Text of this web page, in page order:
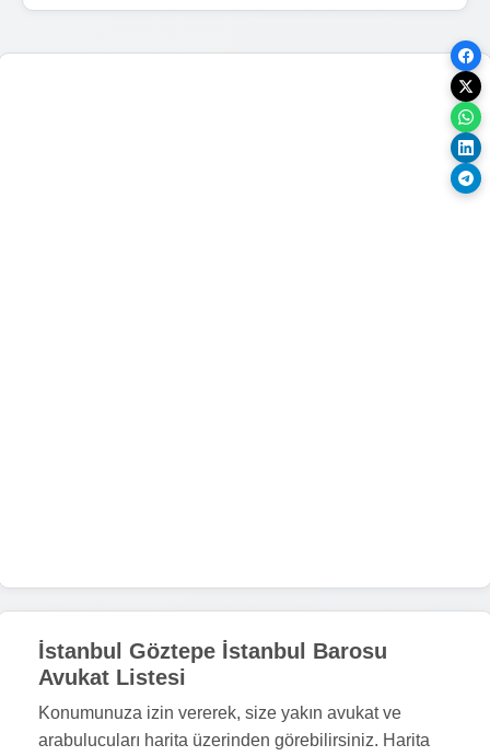
İstanbul Göztepe İstanbul Barosu
Avukat Listesi
Konumunuza izin vererek, size yakın avukat ve
arabulucuları harita üzerinden görebilirsiniz. Harita